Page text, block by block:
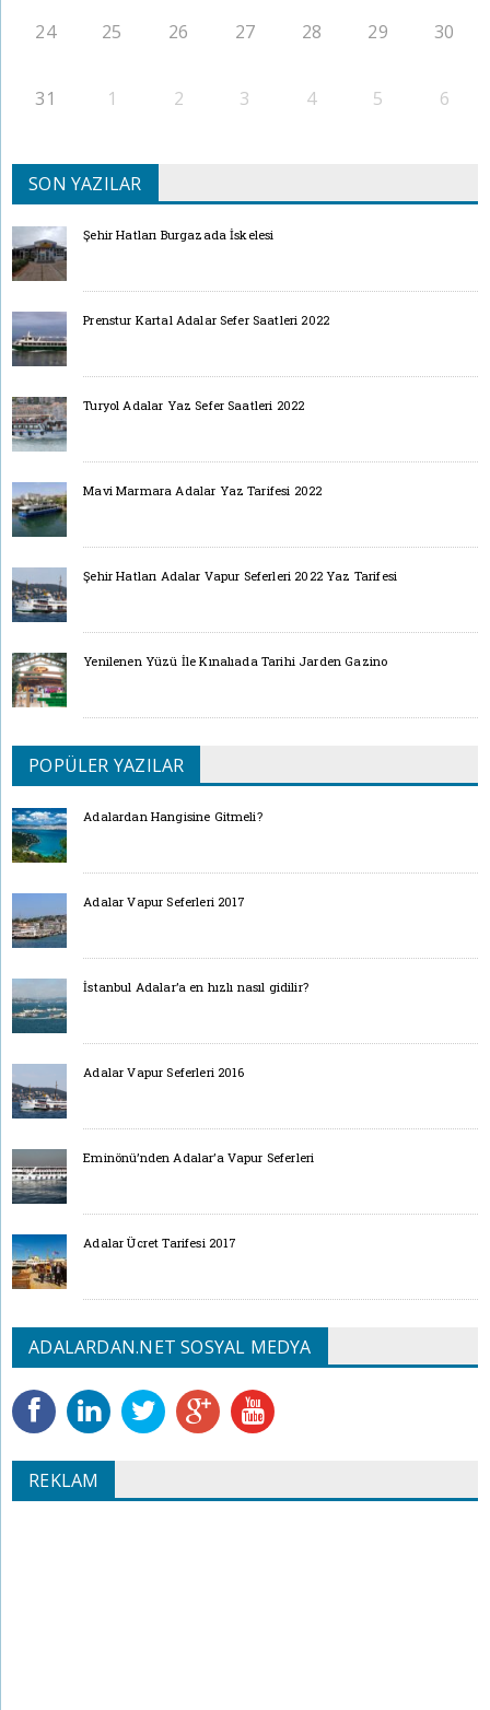
24 25 26 27 28 29 30
31 1 2 3 4 5 6
SON YAZILAR
Şehir Hatları Burgazada İskelesi
Prenstur Kartal Adalar Sefer Saatleri 2022
Turyol Adalar Yaz Sefer Saatleri 2022
Mavi Marmara Adalar Yaz Tarifesi 2022
Şehir Hatları Adalar Vapur Seferleri 2022 Yaz Tarifesi
Yenilenen Yüzü İle Kınalıada Tarihi Jarden Gazino
POPÜLER YAZILAR
Adalardan Hangisine Gitmeli?
Adalar Vapur Seferleri 2017
İstanbul Adalar’a en hızlı nasıl gidilir?
Adalar Vapur Seferleri 2016
Eminönü’nden Adalar’a Vapur Seferleri
Adalar Ücret Tarifesi 2017
ADALARDAN.NET SOSYAL MEDYA
REKLAM